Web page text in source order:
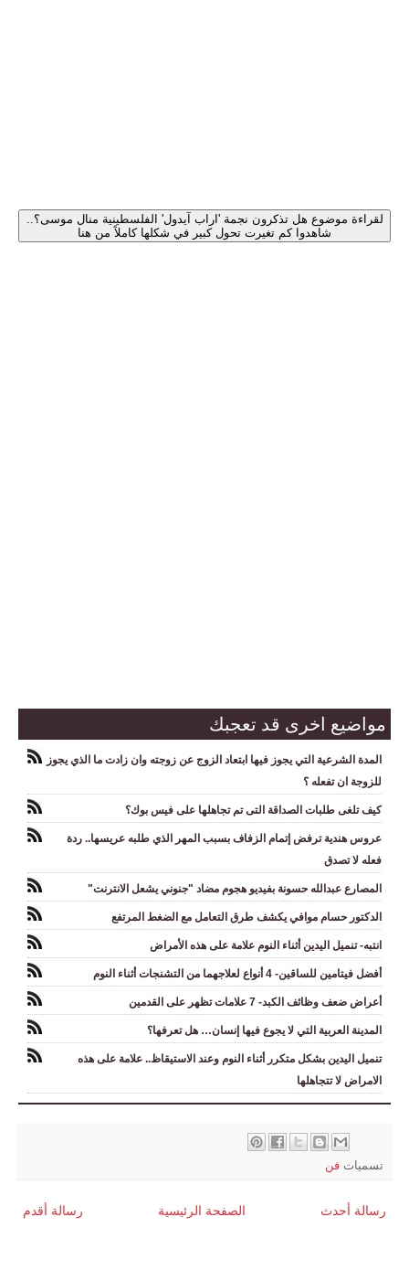
لقراءة موضوع هل تذكرون نجمة 'اراب آيدول' الفلسطينية منال موسى؟..
شاهدوا كم تغيرت تحول كبير في شكلها كاملاً من هنا
مواضيع اخرى قد تعجبك
المدة الشرعية التي يجوز فيها ابتعاد الزوج عن زوجته وان زادت ما الذي يجوز
للزوجة ان تفعله ؟
كيف تلغى طلبات الصداقة التى تم تجاهلها على فيس بوك؟
عروس هندية ترفض إتمام الزفاف بسبب المهر الذي طلبه عريسها.. ردة
فعله لا تصدق
المصارع عبدالله حسونة بفيديو هجوم مضاد "جنوني يشعل الانترنت"
الدكتور حسام موافي يكشف طرق التعامل مع الضغط المرتفع
انتبه- تنميل اليدين أثناء النوم علامة على هذه الأمراض
أفضل فيتامين للساقين- 4 أنواع لعلاجهما من التشنجات أثناء النوم
أعراض ضعف وظائف الكبد- 7 علامات تظهر على القدمين
المدينة العربية التي لا يجوع فيها إنسان… هل تعرفها؟
تنميل اليدين بشكل متكرر أثناء النوم وعند الاستيقاظ.. علامة على هذه
الامراض لا تتجاهلها
تسميات فن
رسالة أحدث رسالة أقدم الصفحة الرئيسية